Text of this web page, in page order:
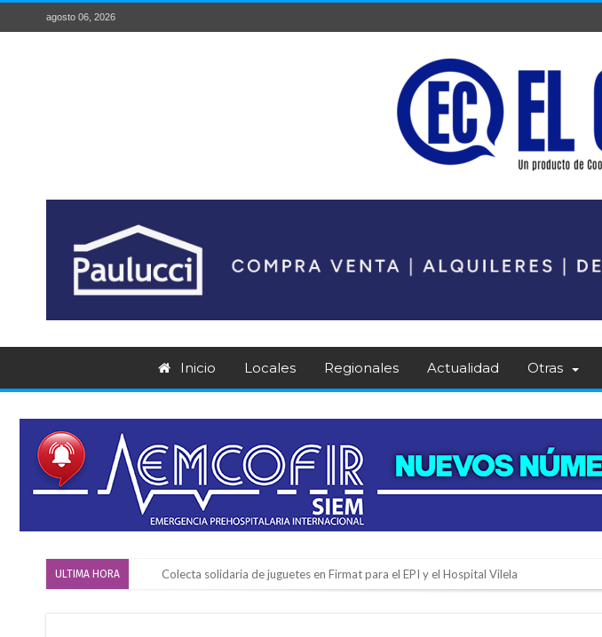
agosto 06, 2026
Inicio Locales Regionales Actualidad Otras
ULTIMA HORA Colecta solidaria de juguetes en Firmat para el EPI y el Hospital Vilela